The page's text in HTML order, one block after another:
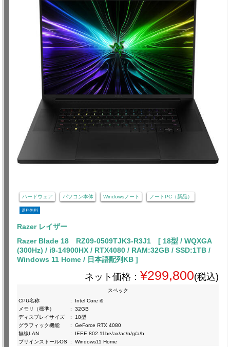
ハードウェア パソコン本体 Windowsノート ノートPC（新品）
送料無料
Razer レイザー
Razer Blade 18 RZ09-0509TJK3-R3J1 [ 18型 / WQXGA
(300Hz) / i9-14900HX / RTX4080 / RAM:32GB / SSD:1TB /
Windows 11 Home / 日本語配列KB ]
ネット価格： ¥299,800(税込)
スペック
CPU名称
:
Intel Core i9
メモリ（標準）
:
32GB
ディスプレイサイズ
:
18型
グラフィック機能
:
GeForce RTX 4080
無線LAN
:
IEEE 802.11be/ax/ac/n/g/a/b
プリインストールOS : Windows11 Home